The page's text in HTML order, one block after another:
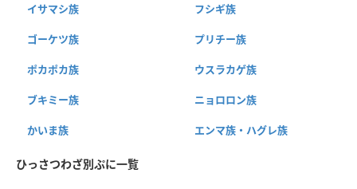
イサマシ族 フシギ族
ゴーケツ族 プリチー族
ポカポカ族 ウスラカゲ族
ブキミー族 ニョロロン族
かいま族 エンマ族・ハグレ族
ひっさつわざ別ぷに一覧